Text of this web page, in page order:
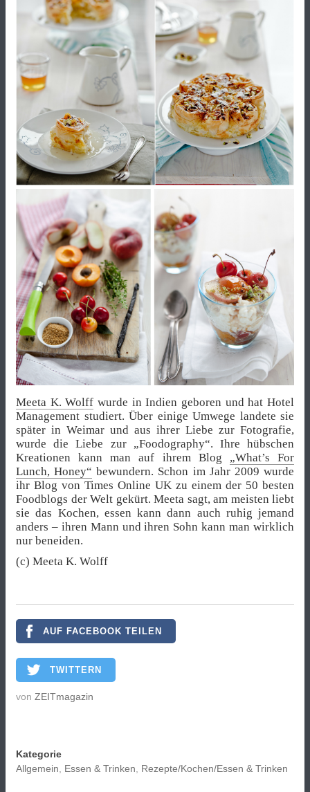
Meeta K. Wolff wurde in Indien geboren und hat Hotel
Management studiert. Über einige Umwege landete sie
später in Weimar und aus ihrer Liebe zur Fotografie,
wurde die Liebe zur „Foodography“. Ihre hübschen
Kreationen kann man auf ihrem Blog „What’s For
Lunch, Honey“ bewundern. Schon im Jahr 2009 wurde
ihr Blog von Times Online UK zu einem der 50 besten
Foodblogs der Welt gekürt. Meeta sagt, am meisten liebt
sie das Kochen, essen kann dann auch ruhig jemand
anders – ihren Mann und ihren Sohn kann man wirklich
nur beneiden.
(c) Meeta K. Wolff
AUF FACEBOOK TEILEN
TWITTERN
von ZEITmagazin
Kategorie
Allgemein
Essen & Trinken Rezepte/Kochen/Essen & Trinken